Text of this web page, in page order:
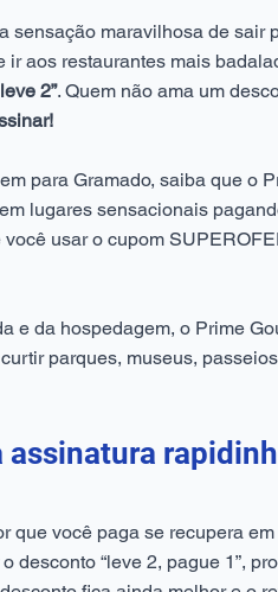
sensação maravilhosa de sair
aos restaurantes mais
2”. Quem não ama um
para Gramado, saiba que o
lugares sensacionais
usar o cupom
e da hospedagem, o Prime
parques, museus,
assinatura
que você paga se recupera
desconto “leve 2, pague 1”,